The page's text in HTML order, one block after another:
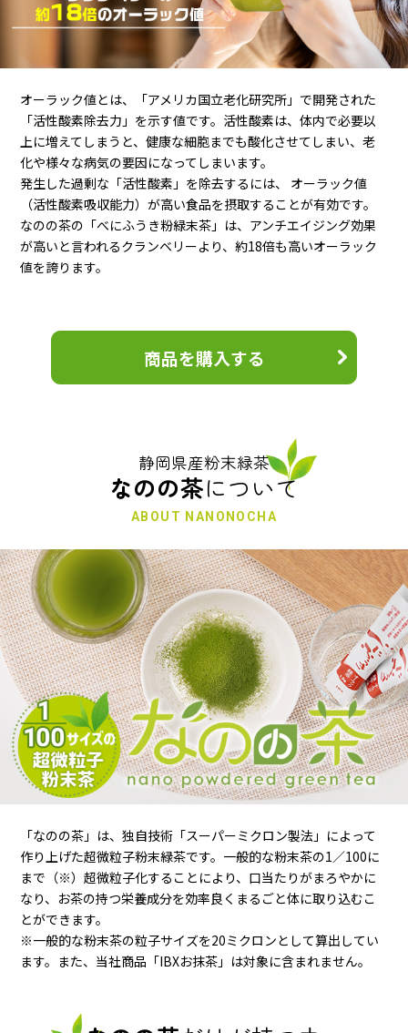
オーラック値とは、「アメリカ国立老化研究所」で開発された
「活性酸素除去力」を示す値です。活性酸素は、体内で必要以
上に増えてしまうと、健康な細胞までも酸化させてしまい、老
化や様々な病気の要因になってしまいます。
発生した過剰な「活性酸素」を除去するには、 オーラック値
（活性酸素吸収能力）が高い食品を摂取することが有効です。
なのの茶の「べにふうき粉緑末茶」は、アンチエイジング効果
が高いと言われるクランベリーより、約18倍も高いオーラック
値を誇ります。
商品を購入する
静岡県産粉末緑茶
なのの茶について
ABOUT NANONOCHA
「なのの茶」は、独自技術「スーパーミクロン製法」によって
作り上げた超微粒子粉末緑茶です。一般的な粉末茶の1／100に
まで（※）超微粒子化することにより、口当たりがまろやかに
なり、お茶の持つ栄養成分を効率良くまるごと体に取り込むこ
とができます。
※一般的な粉末茶の粒子サイズを20ミクロンとして算出してい
ます。また、当社商品「IBXお抹茶」は対象に含まれません。